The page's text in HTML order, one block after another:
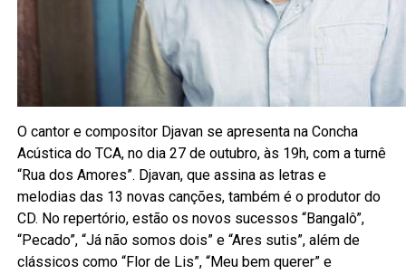
O cantor e compositor Djavan se apresenta na Concha
Acústica do TCA, no dia 27 de outubro, às 19h, com a turnê
“Rua dos Amores”. Djavan, que assina as letras e
melodias das 13 novas canções, também é o produtor do
CD. No repertório, estão os novos sucessos “Bangalô”,
“Pecado”, “Já não somos dois” e “Ares sutis”, além de
clássicos como “Flor de Lis”, “Meu bem querer” e